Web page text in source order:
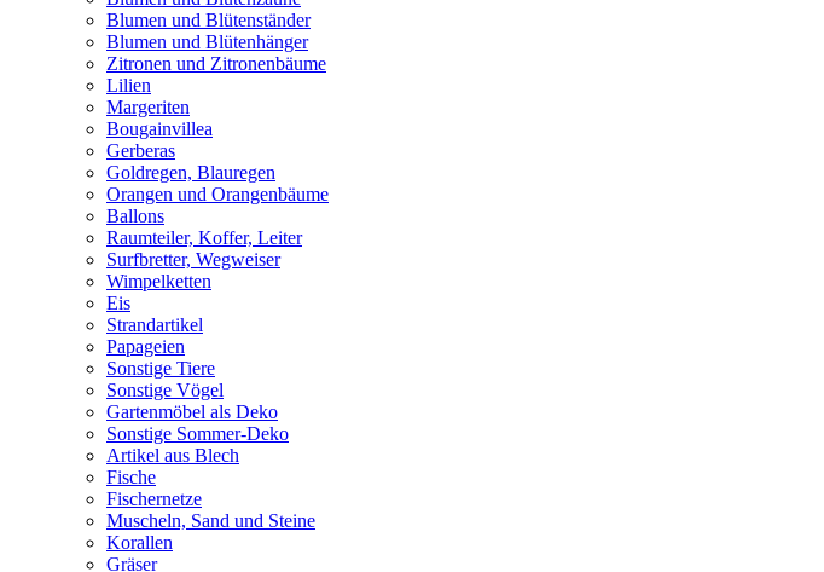
Blumen und Blütenständer
Blumen und Blütenhänger
Zitronen und Zitronenbäume
Lilien
Margeriten
Bougainvillea
Gerberas
Goldregen, Blauregen
Orangen und Orangenbäume
Ballons
Raumteiler, Koffer, Leiter
Surfbretter, Wegweiser
Wimpelketten
Eis
Strandartikel
Papageien
Sonstige Tiere
Sonstige Vögel
Gartenmöbel als Deko
Sonstige Sommer-Deko
Artikel aus Blech
Fische
Fischernetze
Muscheln, Sand und Steine
Korallen
Gräser